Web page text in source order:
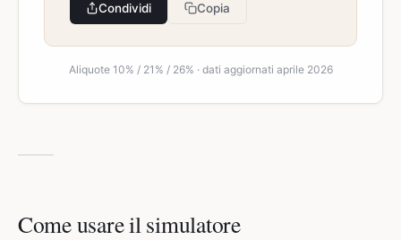
Condividi Copia
Aliquote 10% / 21% / 26% · dati aggiornati aprile 2026
Come usare il simulatore